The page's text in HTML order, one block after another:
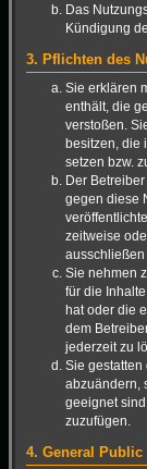
Das
Kündigung
3. Pflichten des
Sie erklären
enthält, die
verstoßen.
besitzen, die
setzen bzw.
Der
gegen diese
zeitweise
Sie nehmen
für die
hat oder die
dem
jederzeit zu
Sie gestatten
abzuändern,
geeignet
zuzufügen.
4. General Public